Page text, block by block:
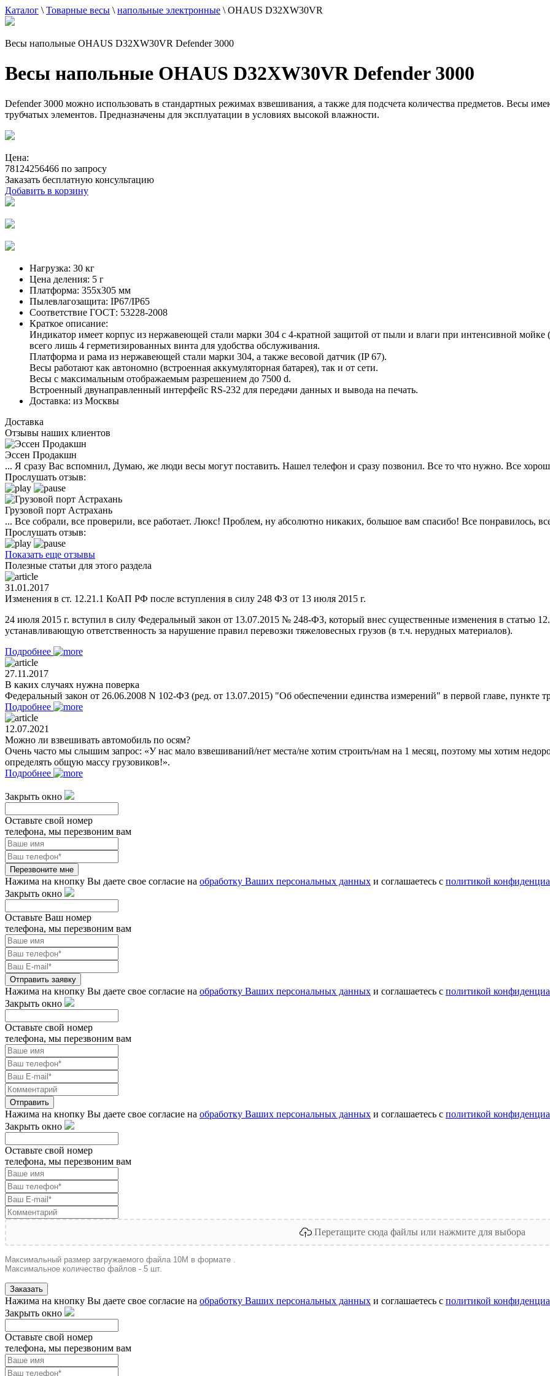
Каталог \ Товарные весы \ напольные электронные \ OHAUS D32XW30VR
Весы напольные OHAUS D32XW30VR Defender 3000
Весы напольные OHAUS D32XW30VR Defender 3000
Defender 3000 можно использовать в стандартных режимах взвешивания, а также для подсчета количества предметов. Весы
трубчатых элементов. Предназначены для эксплуатации в условиях высокой влажности.
Цена:
78124256466 по запросу
Заказать бесплатную консультацию
Добавить в корзину
Нагрузка: 30 кг
Цена деления: 5 г
Платформа: 355х305 мм
Пылевлагозащита: IP67/IP65
Соответствие ГОСТ: 53228-2008
Краткое описание:
Индикатор имеет корпус из нержавеющей стали марки 304 с 4-кратной защитой от пыли и влаги при интенсивной
всего лишь 4 герметизированных винта для удобства обслуживания.
Платформа и рама из нержавеющей стали марки 304, а также весовой датчик (IP 67).
Весы работают как автономно (встроенная аккумуляторная батарея), так и от сети.
Весы с максимальным отображаемым разрешением до 7500 d.
Встроенный двунаправленный интерфейс RS-232 для передачи данных и вывода на печать.
Доставка: из Москвы
Доставка
Отзывы наших клиентов
Эссен Продакшн
... Я сразу Вас вспомнил, Думаю, же люди весы могут поставить. Нашел телефон и сразу позвонил. Все то что нужно. Все
Прослушать отзыв:
Грузовой порт Астрахань
... Все собрали, все проверили, все работает. Люкс! Проблем, ну абсолютно никаких, большое вам спасибо! Все понравилось,
Прослушать отзыв:
Показать еще отзывы
Полезные статьи для этого раздела
31.01.2017
Изменения в ст. 12.21.1 КоАП РФ после вступления в силу 248 ФЗ от 13 июля 2015 г.
24 июля 2015 г. вступил в силу Федеральный закон от 13.07.2015 № 248-ФЗ, который внес существенные изменения в статью
устанавливающую ответственность за нарушение правил перевозки тяжеловесных грузов (в т.ч. нерудных материалов).
Подробнее
27.11.2017
В каких случаях нужна поверка
Федеральный закон от 26.06.2008 N 102-ФЗ (ред. от 13.07.2015) "Об обеспечении единства измерений" в первой главе, пункте
Подробнее
12.07.2021
Можно ли взвешивать автомобиль по осям?
Очень часто мы слышим запрос: «У нас мало взвешиваний/нет места/не хотим строить/нам на 1 месяц, поэтому мы хотим
определять общую массу грузовиков!».
Подробнее
Закрыть окно
Оставьте свой номер
телефона, мы перезвоним вам
Перезвоните мне
Нажима на кнопку Вы даете свое согласие на обработку Ваших персональных данных и соглашаетесь с политикой
Закрыть окно
Оставьте Ваш номер
телефона, мы перезвоним вам
Отправить заявку
Нажима на кнопку Вы даете свое согласие на обработку Ваших персональных данных и соглашаетесь с политикой
Закрыть окно
Оставьте свой номер
телефона, мы перезвоним вам
Отправить
Нажима на кнопку Вы даете свое согласие на обработку Ваших персональных данных и соглашаетесь с политикой
Закрыть окно
Оставьте свой номер
телефона, мы перезвоним вам
Перетащите сюда файлы или нажмите для выбора
Максимальный размер загружаемого файла 10M в формате .
Максимальное количество файлов - 5 шт.
Заказать
Нажима на кнопку Вы даете свое согласие на обработку Ваших персональных данных и соглашаетесь с политикой
Закрыть окно
Оставьте свой номер
телефона, мы перезвоним вам